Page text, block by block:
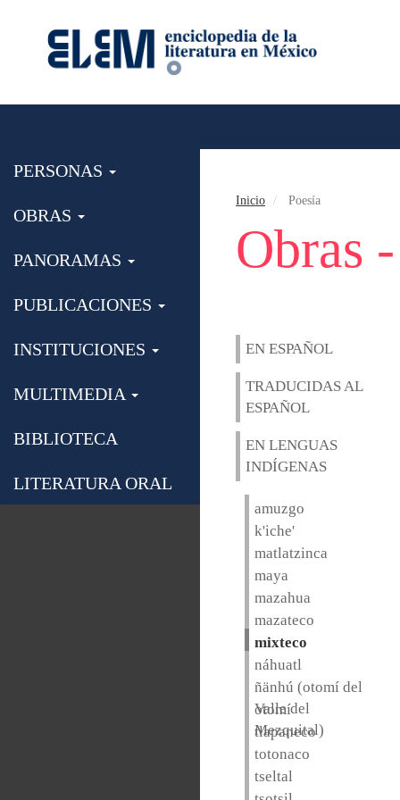
PERSONAS
OBRAS
PANORAMAS
PUBLICACIONES
INSTITUCIONES
MULTIMEDIA
BIBLIOTECA
LITERATURA ORAL
Inicio Poesía
Obras
EN ESPAÑOL
TRADUCIDAS AL
ESPAÑOL
EN LENGUAS
INDÍGENAS
amuzgo
k'iche'
matlatzinca
maya
mazahua
mazateco
mixteco
náhuatl
ñänhú (otomí del
Valle del
Mezquital)
otomí
tlapaneco
totonaco
tseltal